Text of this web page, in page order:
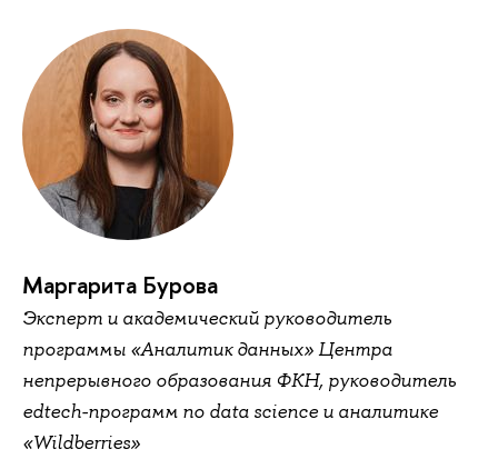
Маргарита Бурова
Эксперт и академический руководитель
программы «Аналитик данных» Центра
непрерывного образования ФКН, руководитель
edtech-программ по data science и аналитике
«Wildberries»